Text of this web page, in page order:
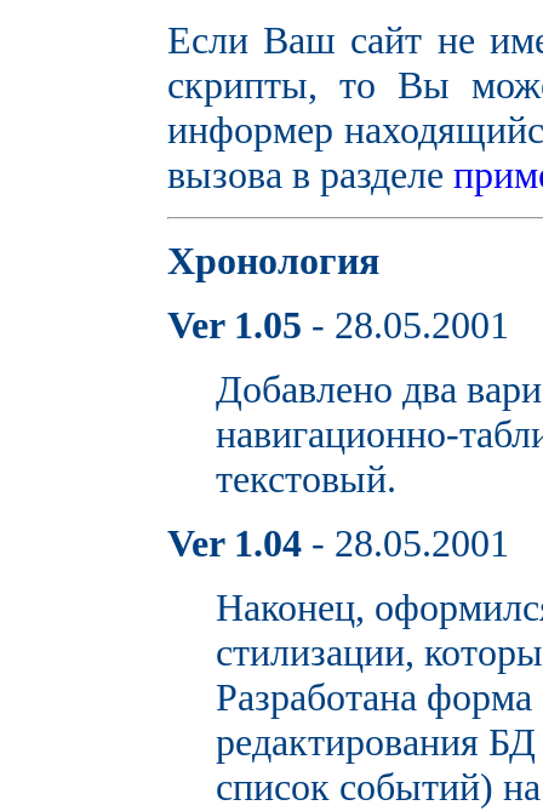
Если Ваш сайт не
скрипты, то Вы
информер
вызова в разделе
Хронология
Ver 1.05 - 28.05.2001
Добавлено два
навигационно-
текстовый.
Ver 1.04- 28.05.2001
Наконец,
стилизации,
Разработана
редактирования
список событий)